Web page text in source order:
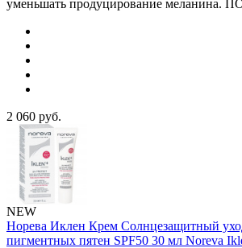
уменьшать продуцирование меланина.
2 060 руб.
NEW
Норева Иклен Крем Солнцезащитный
пигментных пятен SPF50 30 мл Noreva